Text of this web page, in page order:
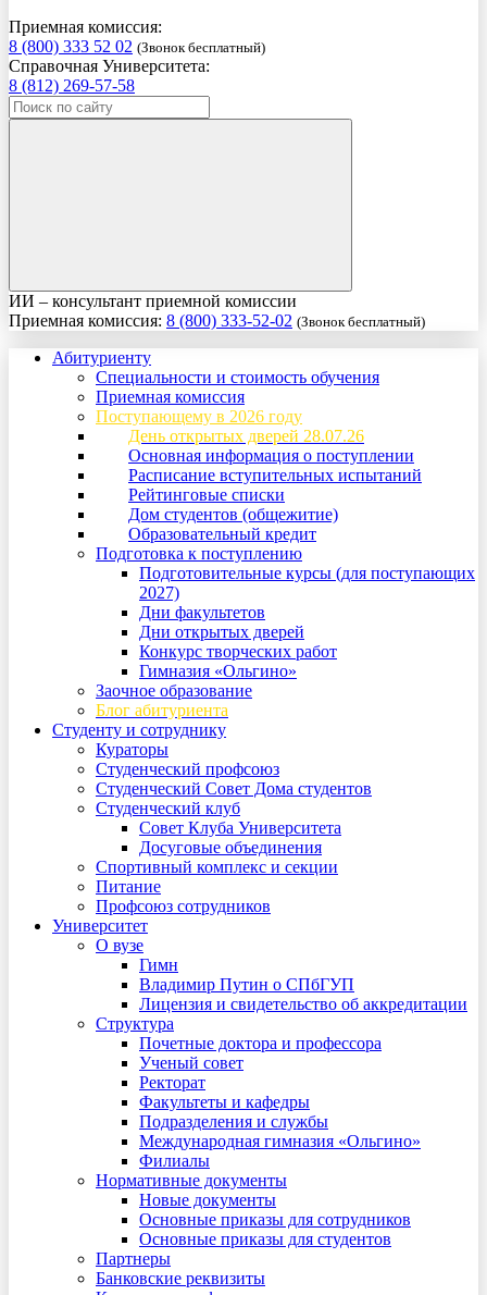
Приемная комиссия:
8 (800) 333 52 02 (Звонок бесплатный)
Справочная Университета:
8 (812) 269-57-58
ИИ – консультант приемной комиссии
Приемная комиссия: 8 (800) 333-52-02 (Звонок бесплатный)
Абитуриенту
Специальности и стоимость обучения
Приемная комиссия
Поступающему в 2026 году
День открытых дверей 28.07.26
Основная информация о поступлении
Расписание вступительных испытаний
Рейтинговые списки
Дом студентов (общежитие)
Образовательный кредит
Подготовка к поступлению
Подготовительные курсы (для поступающих
2027)
Дни факультетов
Дни открытых дверей
Конкурс творческих работ
Гимназия «Ольгино»
Заочное образование
Блог абитуриента
Студенту и сотруднику
Кураторы
Студенческий профсоюз
Студенческий Совет Дома студентов
Студенческий клуб
Совет Клуба Университета
Досуговые объединения
Спортивный комплекс и секции
Питание
Профсоюз сотрудников
Университет
О вузе
Гимн
Владимир Путин о СПбГУП
Лицензия и свидетельство об аккредитации
Структура
Почетные доктора и профессора
Ученый совет
Ректорат
Факультеты и кафедры
Подразделения и службы
Международная гимназия «Ольгино»
Филиалы
Нормативные документы
Новые документы
Основные приказы для сотрудников
Основные приказы для студентов
Партнеры
Банковские реквизиты